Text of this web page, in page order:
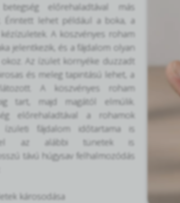
előrehaladtával más
Érintett lehet például a boka, a
A köszvényes roham
jelentkezik, és a fájdalom olyan
Az ízület környéke duzzadt
és meleg tapintású lehet, a
A köszvényes roham
tart, majd magától elmúlik.
előrehaladtával a rohamok
fájdalom időtartama is
az alábbi tünetek is
távú húgysav felhalmozódás
károsodása